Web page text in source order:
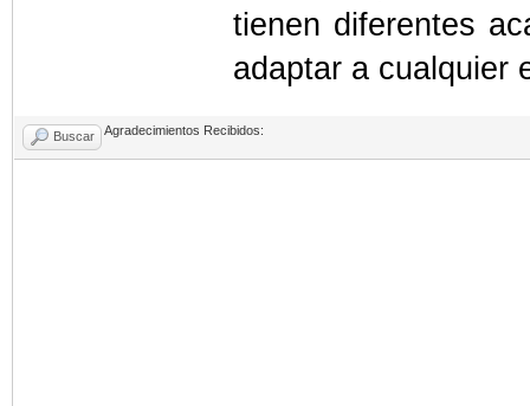
tienen diferentes
adaptar a cualquier
Buscar Agradecimientos Recibidos: